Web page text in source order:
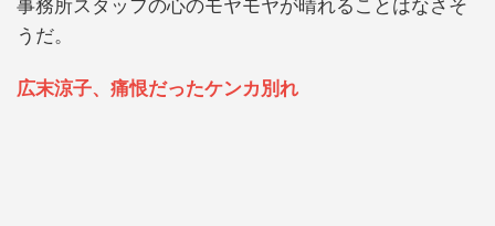
事務所スタッフの心のモヤモヤが晴れることはなさそ
うだ。
広末涼子、痛恨だったケンカ別れ